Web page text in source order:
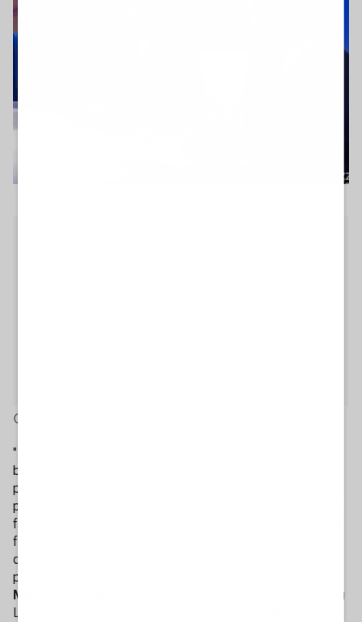
"Meloni mi ha dato l'impressione di essere un pulcino
bagnato, ha attraversato la tempesta del referendum che
per lei è stata disastrosa, ha subito e pagato un altissimo
prezzo al suo trumpismo prolungato per quasi 4 anni nella
fase in cui Trump ci sta facendo pagare il prezzo delle sue
follie e delle sue guerre, ha subito la sconfitta di Orban e
quindi il declino delle destre ultrasovraniste europee e si
presenta al Paese e al parlamento con un tono dimesso":
Massimo Giannini,
su
La7, ha commentato così le parole di